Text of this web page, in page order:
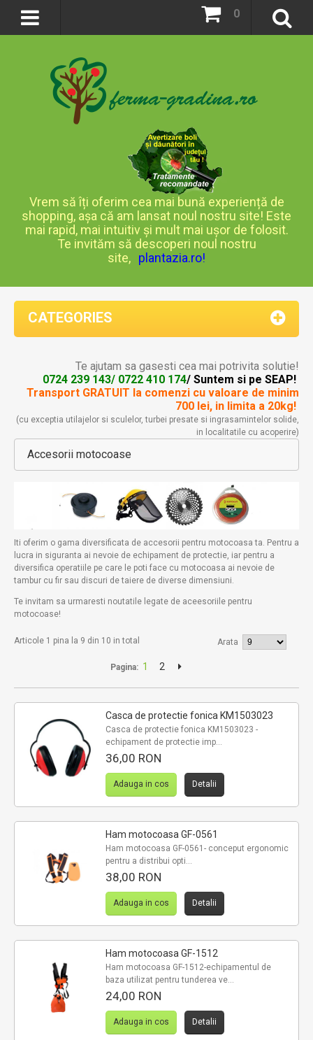
0
Vrem să îți oferim cea mai bună experiență de
shopping, așa că am lansat noul nostru site! Este
mai rapid, mai intuitiv și mult mai ușor de folosit.
Te invităm să descoperi noul nostru
site, plantazia.ro!
CATEGORIES
Te ajutam sa gasesti cea mai potrivita solutie!
0724 239 143/ 0722 410 174/ Suntem si pe SEAP!
Transport GRATUIT la comenzi cu valoare de minim
700 lei, in limita a 20kg!
(cu exceptia utilajelor si sculelor, turbei presate si ingrasamintelor solide,
in localitatile cu acoperire)
Accesorii motocoase
Iti oferim o gama diversificata de accesorii pentru motocoasa ta. Pentru a
lucra in siguranta ai nevoie de echipament de protectie, iar pentru a
diversifica operatiile pe care le poti face cu motocoasa ai nevoie de
tambur cu fir sau discuri de taiere de diverse dimensiuni.
Te invitam sa urmaresti noutatile legate de aceesoriile pentru
motocoase!
Articole 1 pina la 9 din 10 in total Arata
Pagina: 1 2
Casca de protectie fonica KM1503023
Casca de protectie fonica KM1503023 -
echipament de protectie imp...
36,00 RON
Adauga in cos Detalii
Ham motocoasa GF-0561
Ham motocoasa GF-0561- conceput ergonomic
pentru a distribui opti...
38,00 RON
Adauga in cos Detalii
Ham motocoasa GF-1512
Ham motocoasa GF-1512-echipamentul de
baza utilizat pentru tunderea ve...
24,00 RON
Adauga in cos Detalii